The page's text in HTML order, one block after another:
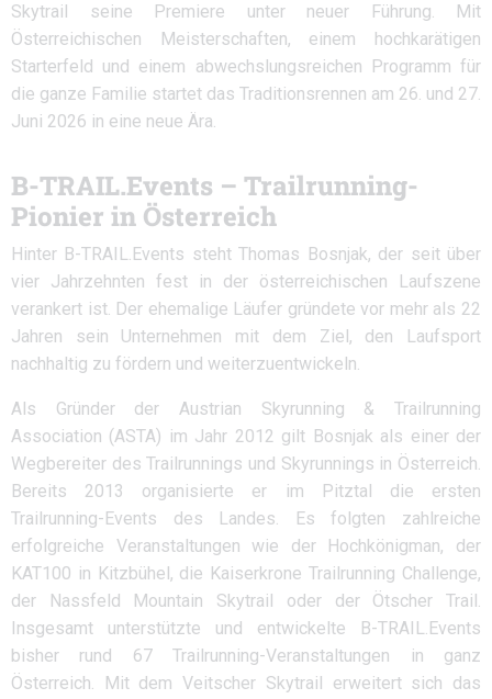
Skytrail seine Premiere unter neuer Führung. Mit
Österreichischen Meisterschaften, einem hochkarätigen
Starterfeld und einem abwechslungsreichen Programm für
die ganze Familie startet das Traditionsrennen am 26. und 27.
Juni 2026 in eine neue Ära.
B-TRAIL.Events – Trailrunning-
Pionier in Österreich
Hinter B-TRAIL.Events steht Thomas Bosnjak, der seit über
vier Jahrzehnten fest in der österreichischen Laufszene
verankert ist. Der ehemalige Läufer gründete vor mehr als 22
Jahren sein Unternehmen mit dem Ziel, den Laufsport
nachhaltig zu fördern und weiterzuentwickeln.
Als Gründer der Austrian Skyrunning & Trailrunning
Association (ASTA) im Jahr 2012 gilt Bosnjak als einer der
Wegbereiter des Trailrunnings und Skyrunnings in Österreich.
Bereits 2013 organisierte er im Pitztal die ersten
Trailrunning-Events des Landes. Es folgten zahlreiche
erfolgreiche Veranstaltungen wie der Hochkönigman, der
KAT100 in Kitzbühel, die Kaiserkrone Trailrunning Challenge,
der Nassfeld Mountain Skytrail oder der Ötscher Trail.
Insgesamt unterstützte und entwickelte B-TRAIL.Events
bisher rund 67 Trailrunning-Veranstaltungen in ganz
Österreich. Mit dem Veitscher Skytrail erweitert sich das